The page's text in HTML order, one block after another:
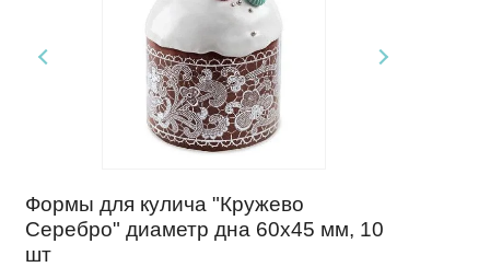
Формы для кулича "Кружево
Серебро" диаметр дна 60х45 мм, 10
шт